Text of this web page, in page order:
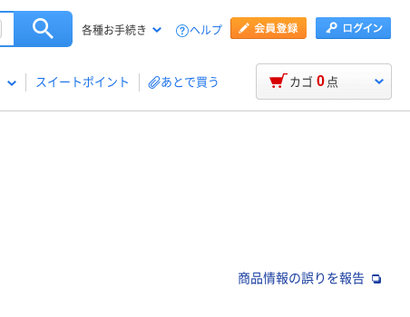
各種お手続き ヘルプ
スイートポイント あとで買う カゴ 0 点
商品情報の誤りを報告